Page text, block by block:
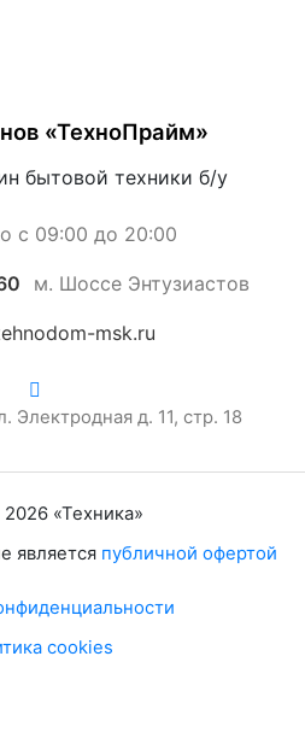
«ТехноПрайм»
бытовой техники б/у
с 09:00 до 20:00
м. Шоссе Энтузиастов
msk.ru
Электродная д. 11, стр. 18
2026 «Техника»
является публичной офертой
cookies